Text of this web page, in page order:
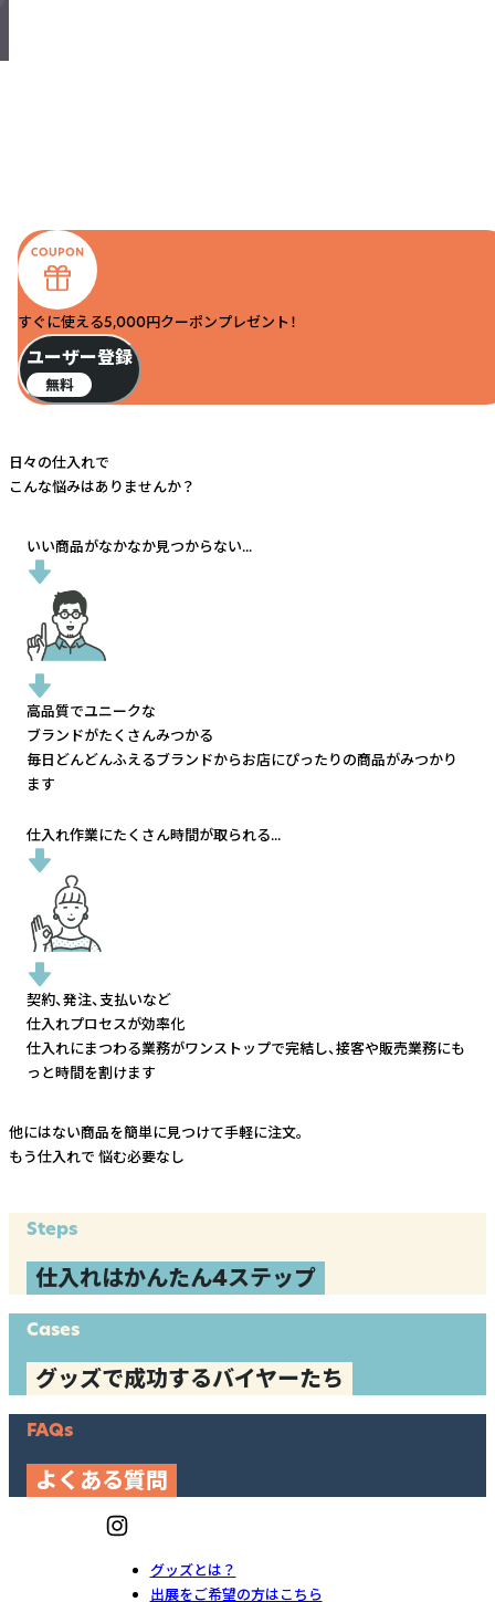
すぐに使える5,000円クーポンプレゼント！
ユーザー登録
無料
日々の仕入れで
こんな悩みはありませんか？
いい商品がなかなか見つからない...
高品質でユニークな
ブランドがたくさんみつかる
毎日どんどんふえるブランドからお店にぴったりの商品がみつかり
ます
仕入れ作業にたくさん時間が取られる...
契約、発注、支払いなど
仕入れプロセスが効率化
仕入れにまつわる業務がワンストップで完結し、接客や販売業務にも
っと時間を割けます
他にはない商品を簡単に見つけて手軽に注文。
もう仕入れで 悩む必要なし
Steps
仕入れはかんたん4ステップ
Cases
グッズで成功するバイヤーたち
FAQs
よくある質問
グッズとは？
出展をご希望の方はこちら